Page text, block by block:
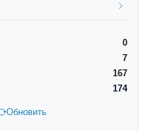
0
7
167
174
Обновить